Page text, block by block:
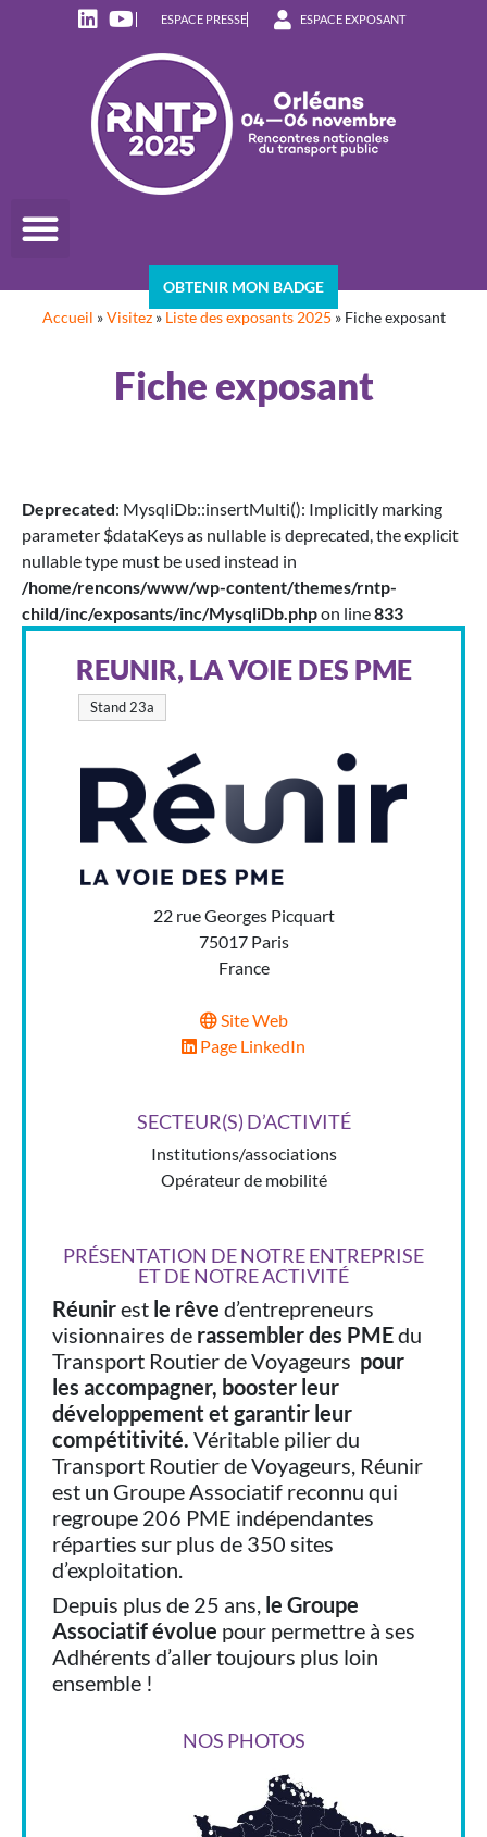
ESPACE PRESSE ESPACE EXPOSANT
OBTENIR MON BADGE
Accueil »Visitez» Liste des exposants 2025 » Fiche exposant
Fiche exposant
Deprecated: MysqliDb::insertMulti(): Implicitly marking
parameter $dataKeys as nullable is deprecated, the explicit
nullable type must be used instead in
/home/rencons/www/wp-content/themes/rntp-
child/inc/exposants/inc/MysqliDb.phpon line833
REUNIR, LA VOIE DES PME
Stand 23a
22 rue Georges Picquart
75017 Paris
France
Site Web
Page LinkedIn
SECTEUR(S) D’ACTIVITÉ
Institutions/associations
Opérateur de mobilité
PRÉSENTATION DE NOTRE ENTREPRISE
ET DE NOTRE ACTIVITÉ
Réunirest le rêve d’entrepreneurs
visionnaires de rassembler des PMEdu
Transport Routier de Voyageurs pour
les accompagner, booster leur
développement et garantir leur
compétitivité. Véritable pilier du
Transport Routier de Voyageurs, Réunir
est un Groupe Associatif reconnu qui
regroupe 206 PME indépendantes
réparties sur plus de 350 sites
d’exploitation.
Depuis plus de 25 ans, le Groupe
Associatif évolue pour permettre à ses
Adhérents d’aller toujours plus loin
ensemble !
NOS PHOTOS